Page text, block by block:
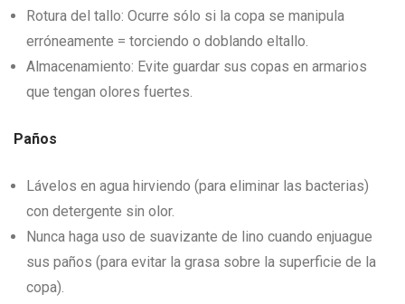
Rotura del tallo: Ocurre sólo si la copa se manipula
erróneamente = torciendo o doblando eltallo.
Almacenamiento: Evite guardar sus copas en armarios
que tengan olores fuertes.
Paños
Lávelos en agua hirviendo (para eliminar las bacterias)
con detergente sin olor.
Nunca haga uso de suavizante de lino cuando enjuague
sus paños (para evitar la grasa sobre la superficie de la
copa).